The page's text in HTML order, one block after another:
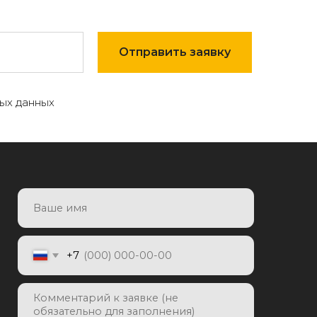
Отправить заявку
данных
Отправить заявку
заявку, я даю согласие на
персональных данных